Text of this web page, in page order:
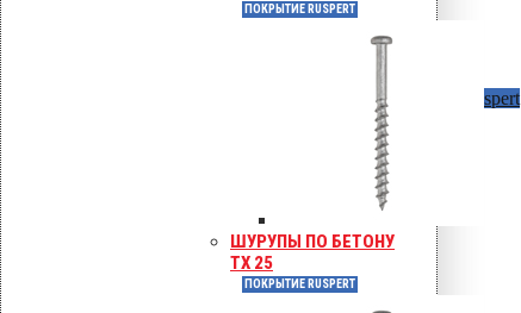
ПОКРЫТИЕ RUSPERT
ШУРУПЫ ПО БЕТОНУ
TX 25
ПОКРЫТИЕ RUSPERT
Покрытие Ruspert